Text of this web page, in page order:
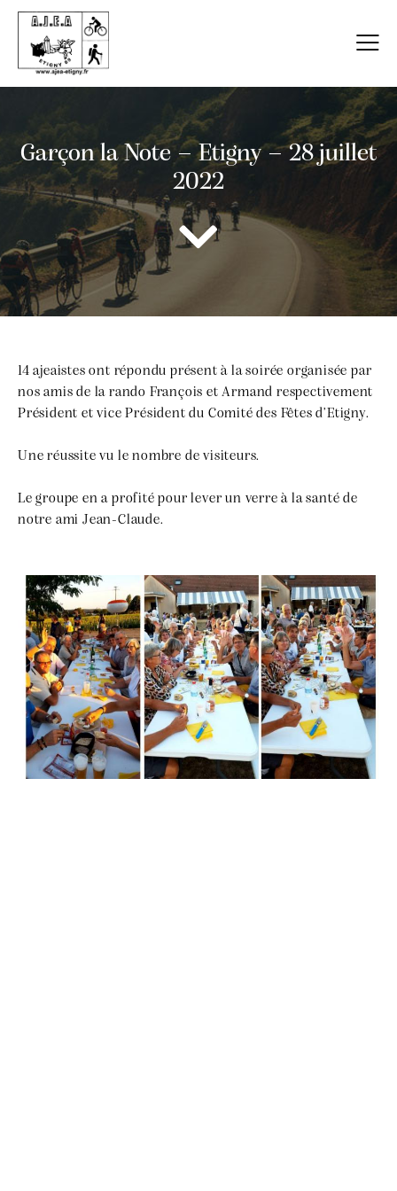
Garçon la Note – Etigny – 28 juillet
2022
14 ajeaistes ont répondu présent à la soirée organisée par
nos amis de la rando François et Armand respectivement
Président et vice Président du Comité des Fêtes d’Etigny.
Une réussite vu le nombre de visiteurs.
Le groupe en a profité pour lever un verre à la santé de
notre ami Jean-Claude.